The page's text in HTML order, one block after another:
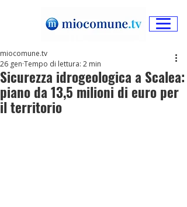
Sicurezza idrogeologica a Scalea:
piano da 13,5 milioni di euro per
il territorio
miocomune.tv
26 gen Tempo di lettura: 2 min